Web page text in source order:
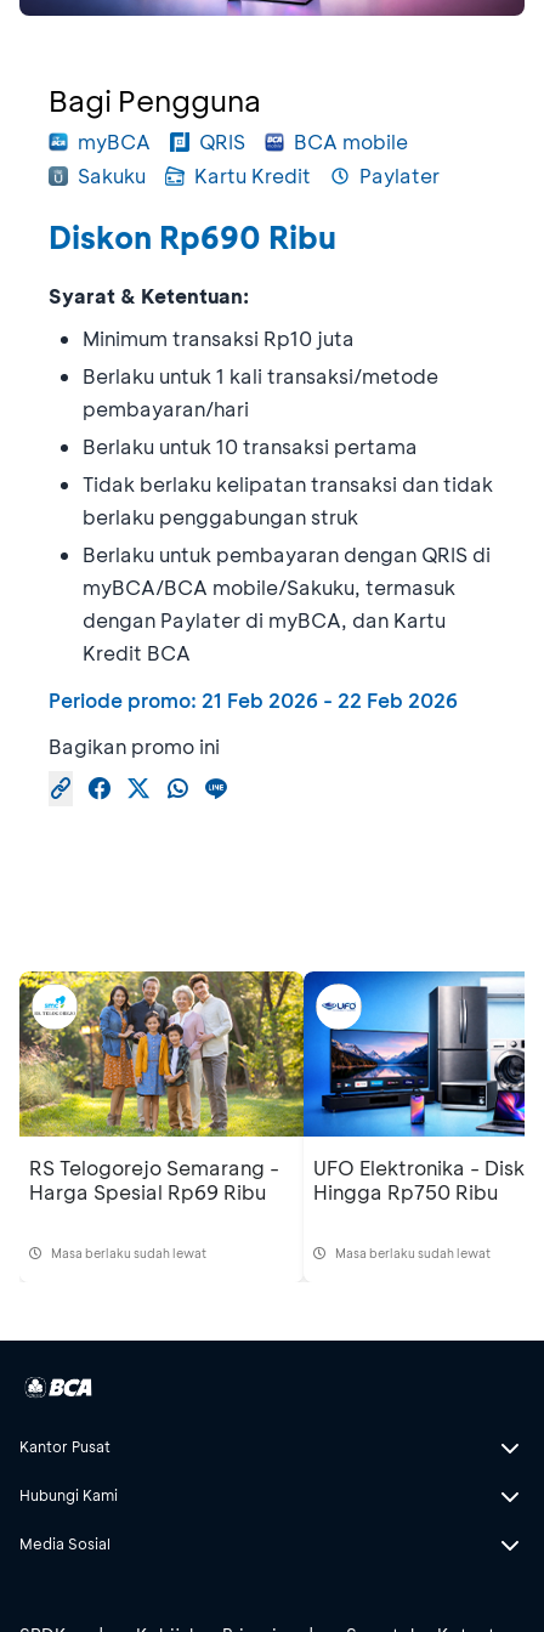
Bagi Pengguna
myBCA QRIS
BCA mobile
Sakuku
Kartu Kredit Paylater
Diskon Rp690 Ribu
Syarat & Ketentuan:
Minimum transaksi Rp10 juta
Berlaku untuk 1 kali transaksi/metode
pembayaran/hari
Berlaku untuk 10 transaksi pertama
Tidak berlaku kelipatan transaksi dan tidak
berlaku penggabungan struk
Berlaku untuk pembayaran dengan QRIS di
myBCA/BCA mobile/Sakuku, termasuk
dengan Paylater di myBCA, dan Kartu
Kredit BCA
Periode promo: 21 Feb 2026 - 22 Feb 2026
Bagikan promo ini
RS Telogorejo Semarang -
Harga Spesial Rp69 Ribu
Masa berlaku sudah lewat
UFO Elektronika -
Hingga Rp750 Ribu
Masa berlaku sudah lewat
Kantor Pusat
Hubungi Kami
Media Sosial